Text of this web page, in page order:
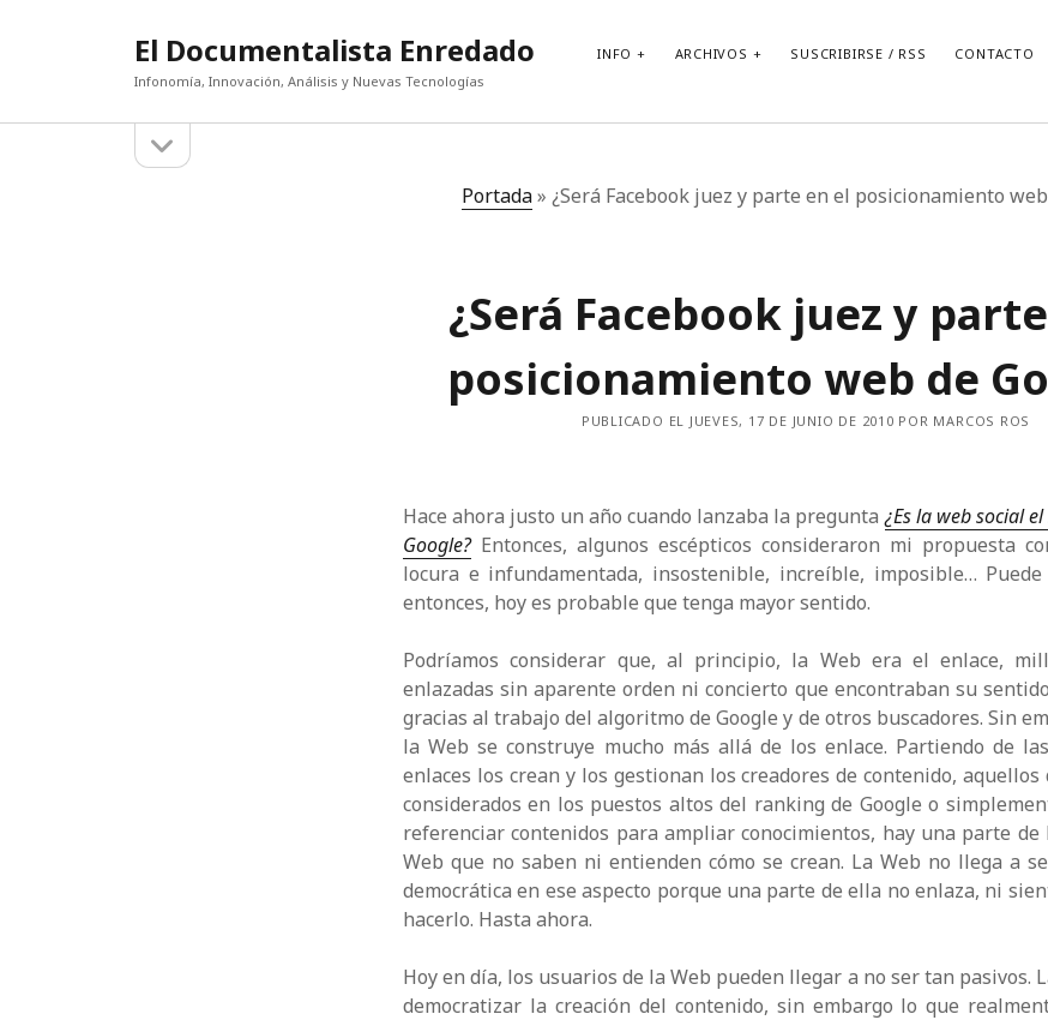
El Documentalista Enredado
Infonomía, Innovación, Análisis y Nuevas Tecnologías
INFO ARCHIVOS SUSCRIBIRSE / RSS CONTACTO
la
Portada» ¿Será Facebook juez y parte en el posicionamiento
¿Será Facebook juez y
posicionamiento web de
PUBLICADO EL JUEVES, 17 DE JUNIO DE 2010 POR MARCOS ROS
Hace ahora justo un año cuando lanzaba la pregunta¿Es la web social
Google?Entonces, algunos escépticos consideraron mi propuesta
locura e infundamentada, insostenible, increíble, imposible…
entonces, hoy es probable que tenga mayor sentido.
Podríamos considerar que, al principio, la Web era el enlace,
enlazadas sin aparente orden ni concierto que encontraban su
gracias al trabajo del algoritmo de Google y de otros buscadores. Sin
la Web se construye mucho más allá de los enlace. Partiendo de
enlaces los crean y los gestionan los creadores de contenido,
considerados en los puestos altos del ranking de Google o
referenciar contenidos para ampliar conocimientos, hay una parte de
Web que no saben ni entienden cómo se crean. La Web no llega a
democrática en ese aspecto porque una parte de ella no enlaza, ni
hacerlo. Hasta ahora.
Hoy en día, los usuarios de la Web pueden llegar a no ser tan pasivos.
democratizar la creación del contenido, sin embargo lo que